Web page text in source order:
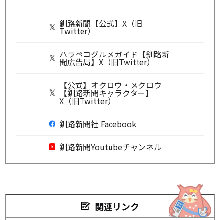
釧路新聞【公式】X（旧
Twitter）
ハラペコグルメガイド【釧路新
聞広告局】X（旧Twitter）
【公式】オクロウ・メクロウ
【釧路新聞キャラクター】
X（旧Twitter）
釧路新聞社 Facebook
釧路新聞Youtubeチャンネル
関連リンク